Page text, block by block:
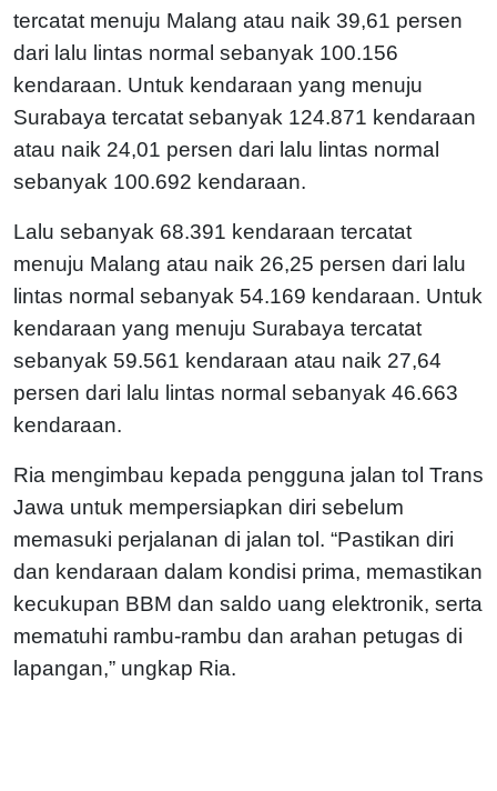
tercatat menuju Malang atau naik 39,61 persen
dari lalu lintas normal sebanyak 100.156
kendaraan. Untuk kendaraan yang menuju
Surabaya tercatat sebanyak 124.871 kendaraan
atau naik 24,01 persen dari lalu lintas normal
sebanyak 100.692 kendaraan.
Lalu sebanyak 68.391 kendaraan tercatat
menuju Malang atau naik 26,25 persen dari lalu
lintas normal sebanyak 54.169 kendaraan. Untuk
kendaraan yang menuju Surabaya tercatat
sebanyak 59.561 kendaraan atau naik 27,64
persen dari lalu lintas normal sebanyak 46.663
kendaraan.
Ria mengimbau kepada pengguna jalan tol Trans
Jawa untuk mempersiapkan diri sebelum
memasuki perjalanan di jalan tol. “Pastikan diri
dan kendaraan dalam kondisi prima, memastikan
kecukupan BBM dan saldo uang elektronik, serta
mematuhi rambu-rambu dan arahan petugas di
lapangan,” ungkap Ria.